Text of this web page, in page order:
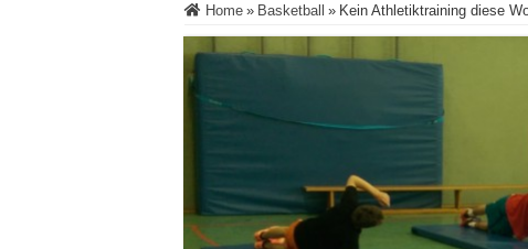
Home » Basketball » Kein Athletiktraining diese